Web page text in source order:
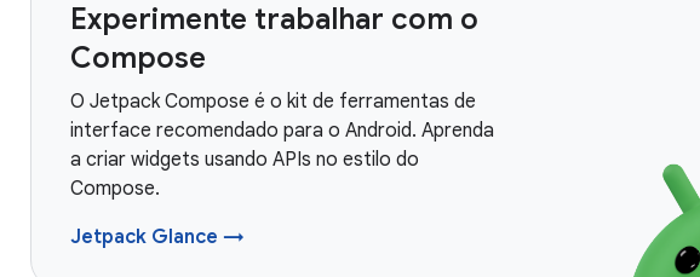
Experimente trabalhar com o
Compose
O Jetpack Compose é o kit de ferramentas de
interface recomendado para o Android. Aprenda
a criar widgets usando APIs no estilo do
Compose.
Jetpack Glance →